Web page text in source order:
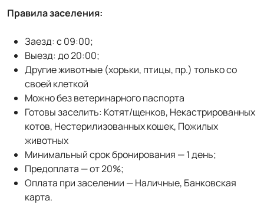
Правила заселения:
Заезд: с 09:00;
Выезд: до 20:00;
Другие животные (хорьки, птицы, пр.) только со
своей клеткой
Можно без ветеринарного паспорта
Готовы заселить: Котят/щенков, Некастрированных
котов, Нестерилизованных кошек, Пожилых
животных
Минимальный срок бронирования — 1 день;
Предоплата — от 20%;
Оплата при заселении — Наличные, Банковская
карта.